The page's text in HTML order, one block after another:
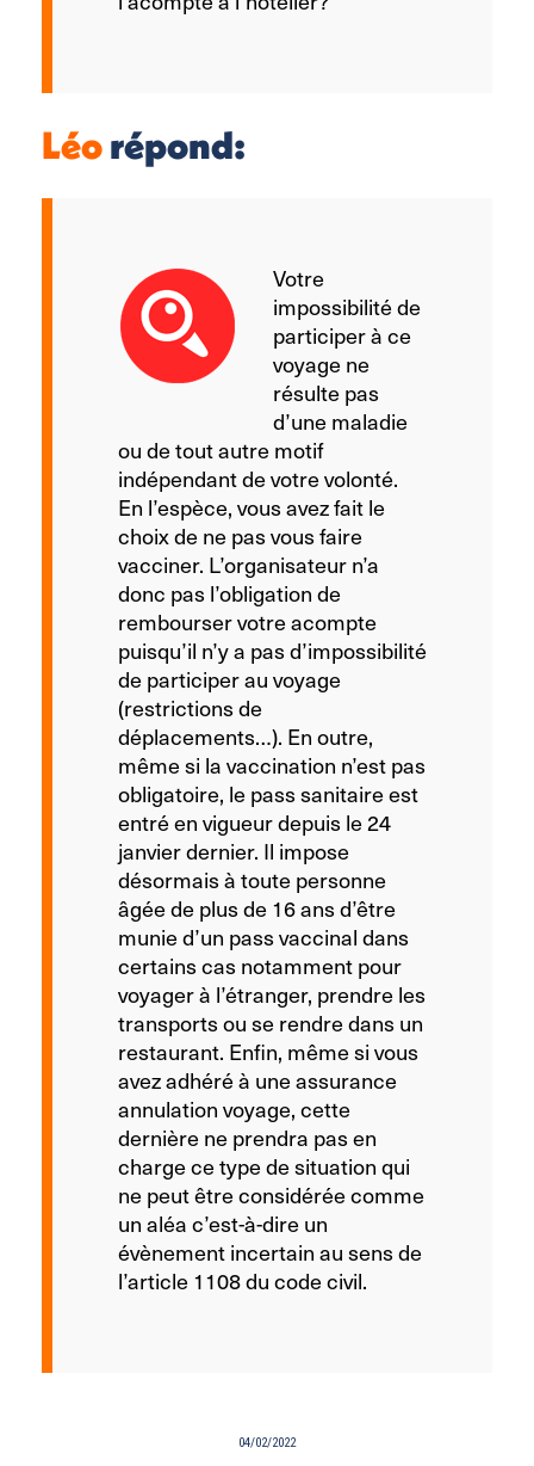
Léorépond:
Votre
impossibilité de
participer à ce
voyage ne
résulte pas
d’une maladie
ou de tout autre motif
indépendant de votre volonté.
En l’espèce, vous avez fait le
choix de ne pas vous faire
vacciner. L’organisateur n’a
donc pas l’obligation de
rembourser votre acompte
puisqu’il n’y a pas d’impossibilité
de participer au voyage
(restrictions de
déplacements…). En outre,
même si la vaccination n’est pas
obligatoire, le pass sanitaire est
entré en vigueur depuis le 24
janvier dernier. Il impose
désormais à toute personne
âgée de plus de 16 ans d’être
munie d’un pass vaccinal dans
certains cas notamment pour
voyager à l’étranger, prendre les
transports ou se rendre dans un
restaurant. Enfin, même si vous
avez adhéré à une assurance
annulation voyage, cette
dernière ne prendra pas en
charge ce type de situation qui
ne peut être considérée comme
un aléa c’est-à-dire un
évènement incertain au sens de
l’article 1108 du code civil.
04/02/2022